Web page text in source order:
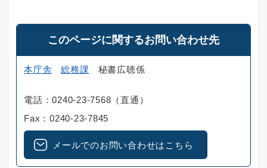
このページに関するお問い合わせ先
本庁舎 総務課 秘書広聴係
電話：0240-23-7568（直通）
Fax：0240-23-7845
メールでのお問い合わせはこちら